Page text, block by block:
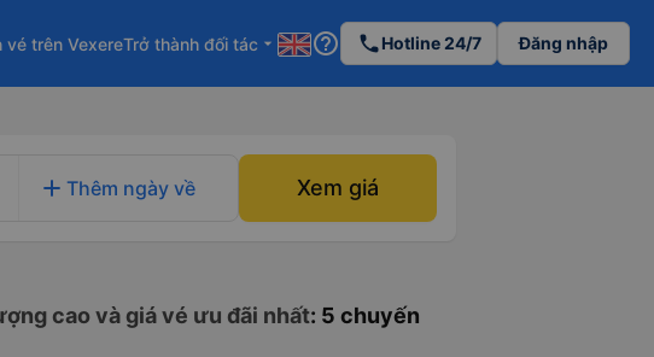
vé trên VexereTrở thành đối tác arrow_drop_down help_outline phoneHotline 24/7 Đăng nhập
add Thêm ngày về Xem giá
cao và giá vé ưu đãi nhất: 5 chuyến